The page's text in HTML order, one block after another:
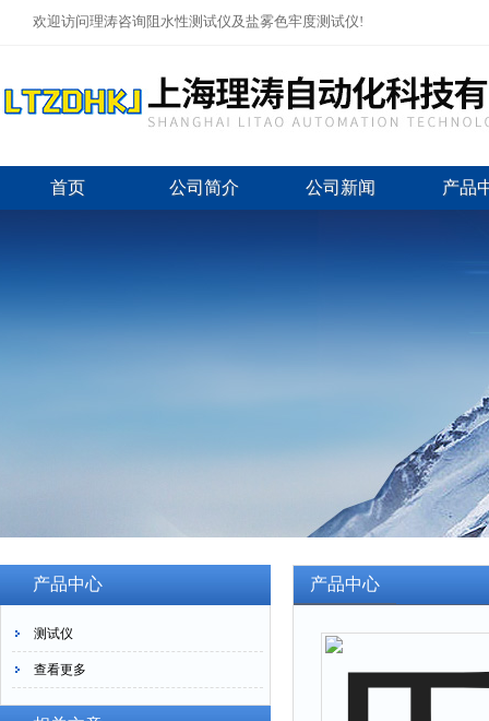
欢迎访问理涛咨询阻水性测试仪及盐雾色牢度测试仪!
首页 公司简介 公司新闻 产品
产品中心
测试仪
查看更多
产品中心